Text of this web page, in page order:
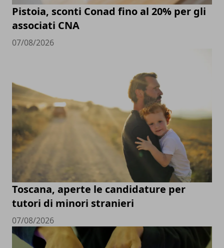
Pistoia, sconti Conad fino al 20% per gli
associati CNA
07/08/2026
Toscana, aperte le candidature per
tutori di minori stranieri
07/08/2026